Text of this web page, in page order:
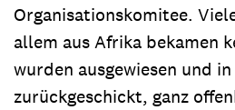
Organisationskomitee.
allem aus Afrika bekamen
wurden ausgewiesen und
zurückgeschickt, ganz